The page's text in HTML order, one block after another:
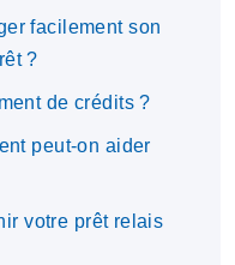
facilement son
?
de crédits ?
peut-on aider
votre prêt relais